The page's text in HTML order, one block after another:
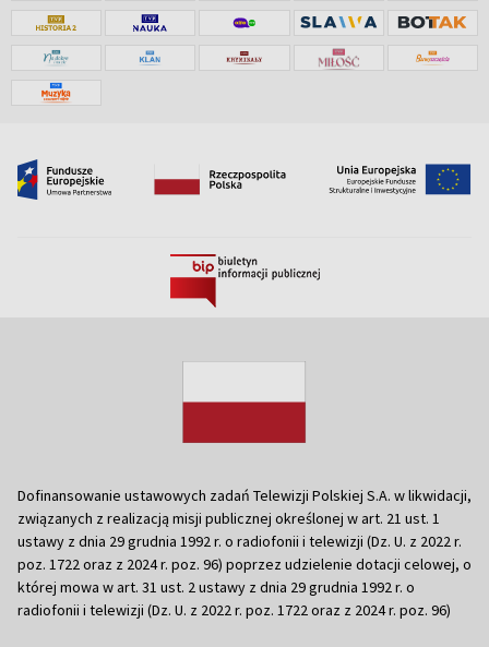
Dofinansowanie ustawowych zadań Telewizji Polskiej S.A. w likwidacji,
związanych z realizacją misji publicznej określonej w art. 21 ust. 1
ustawy z dnia 29 grudnia 1992 r. o radiofonii i telewizji (Dz. U. z 2022 r.
poz. 1722 oraz z 2024 r. poz. 96) poprzez udzielenie dotacji celowej, o
której mowa w art. 31 ust. 2 ustawy z dnia 29 grudnia 1992 r. o
radiofonii i telewizji (Dz. U. z 2022 r. poz. 1722 oraz z 2024 r. poz. 96)